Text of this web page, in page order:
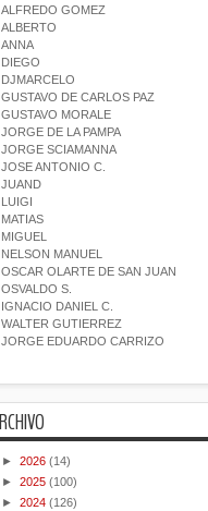
ALFREDO GOMEZ
ALBERTO
ANNA
DIEGO
DJMARCELO
GUSTAVO DE CARLOS PAZ
GUSTAVO MORALE
JORGE DE LA PAMPA
JORGE SCIAMANNA
JOSE ANTONIO C.
JUAND
LUIGI
MATIAS
MIGUEL
NELSON MANUEL
OSCAR OLARTE DE SAN JUAN
OSVALDO S.
IGNACIO DANIEL C.
WALTER GUTIERREZ
JORGE EDUARDO CARRIZO
► 2026 (14)
► 2025 (100)
► 2024 (126)